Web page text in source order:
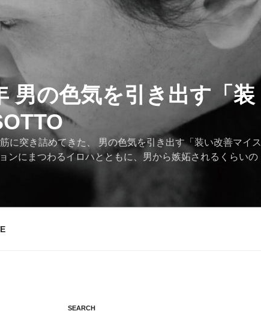
男の色気を引き出す「装
に突き詰めてきた、 男の色気を引き出す「装い改善マイス
ンにまつわるイロハとともに、男から嫉妬されるくらいの
SEARCH